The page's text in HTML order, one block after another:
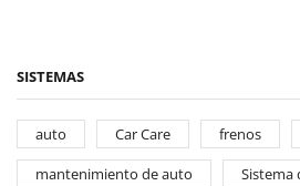
SISTEMAS
auto Car Care frenos
mantenimiento de auto
Sistema